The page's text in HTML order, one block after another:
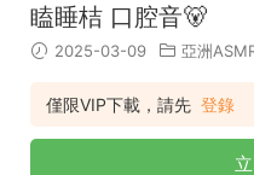
瞌睡桔 口腔音🐻
2025-03-09 亞洲
僅限VIP下載，請先 登錄